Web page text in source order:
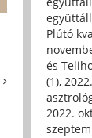
Plútó
és
(1),
2022.